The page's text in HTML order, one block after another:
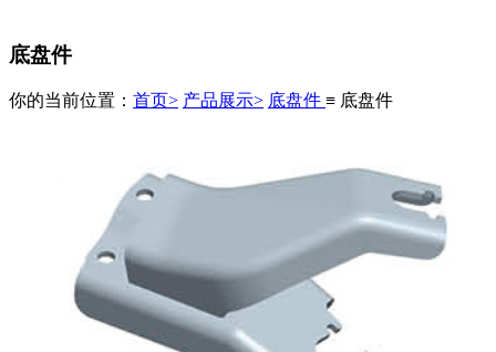
底盘件
你的当前位置： 首页> 产品展示> 底盘件 ≡ 底盘件